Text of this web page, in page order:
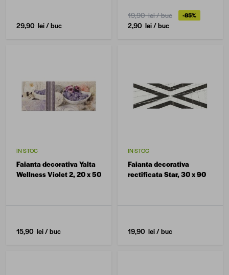
29,90 lei/ buc
19,90 lei/ buc -85%
2,90 lei/ buc
ÎN STOC
Faianta decorativa Yalta
Wellness Violet 2, 20 x 50
15,90 lei/ buc
ÎN STOC
Faianta decorativa
rectificata Star, 30 x 90
19,90 lei/ buc